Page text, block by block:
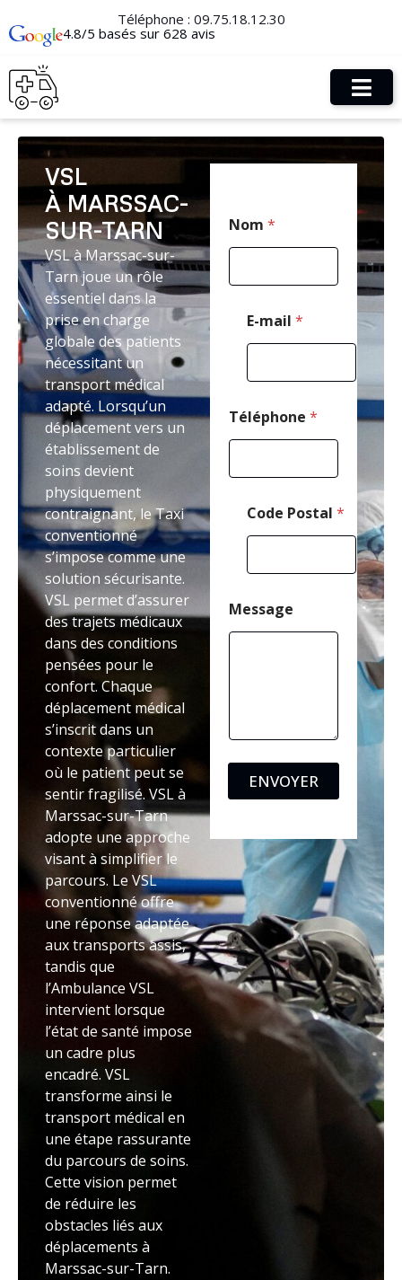
Téléphone : 09.75.18.12.30
4.8/5 basés sur 628 avis
VSL
À MARSSAC-
SUR-TARN
VSL à Marssac-sur-
Tarn joue un rôle
essentiel dans la
prise en charge
globale des patients
nécessitant un
transport médical
adapté. Lorsqu’un
déplacement vers un
établissement de
soins devient
physiquement
contraignant, le Taxi
conventionné
s’impose comme une
solution sécurisante.
VSL permet d’assurer
des trajets médicaux
dans des conditions
pensées pour le
confort. Chaque
déplacement médical
s’inscrit dans un
contexte particulier
où le patient peut se
sentir fragilisé. VSL à
Marssac-sur-Tarn
adopte une approche
visant à simplifier le
parcours. Le VSL
conventionné offre
une réponse adaptée
aux transports assis,
tandis que
l’Ambulance VSL
intervient lorsque
l’état de santé impose
un cadre plus
encadré. VSL
transforme ainsi le
transport médical en
une étape rassurante
du parcours de soins.
Cette vision permet
de réduire les
obstacles liés aux
déplacements à
Marssac-sur-Tarn.
Nom *
E-mail *
Téléphone *
Code Postal *
N
m
C
o
d
e
T
é
p
h
Message
ENVOYER